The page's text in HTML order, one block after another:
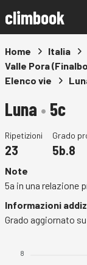
climbook
Home Italia
Valle Pora
Elenco vie
Luna • 5c
Ripetizioni
23
Grado
5b.8
Note
5a in una relazione
Informazioni
Grado aggiornato
8